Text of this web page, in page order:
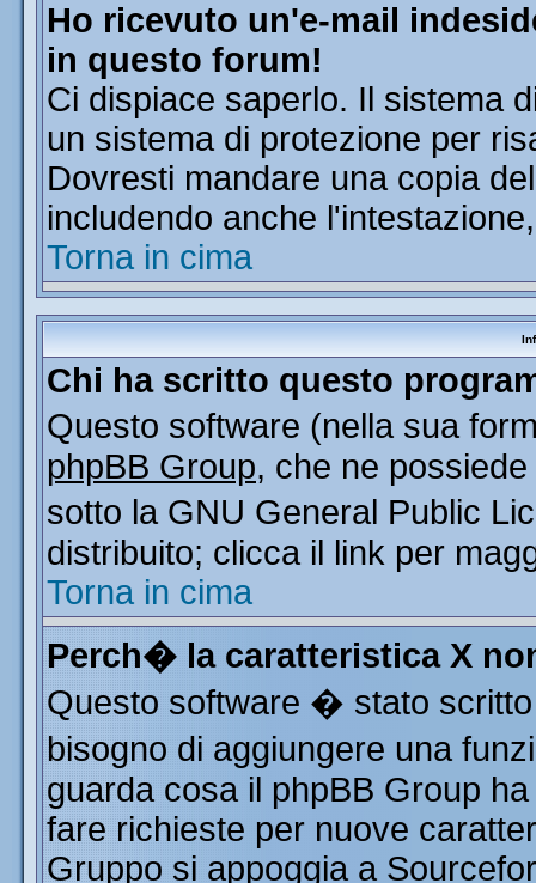
Ho ricevuto un'e-mail
in questo forum!
Ci dispiace saperlo. Il sistema
un sistema di protezione per
Dovresti mandare una copia
includendo anche
Torna in cima
Chi ha scritto questo
Questo software (nella sua
phpBB Group, che ne
sotto la GNU General Public
distribuito; clicca il link per
Torna in cima
Perch� la caratteristica X
Questo software � stato
bisogno di aggiungere una
guarda cosa il phpBB Group
fare richieste per nuove
Gruppo si appoggia a